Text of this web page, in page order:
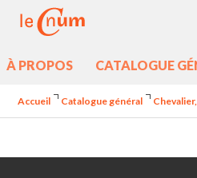
À PROPOS CATALOGUE
Accueil Catalogue général